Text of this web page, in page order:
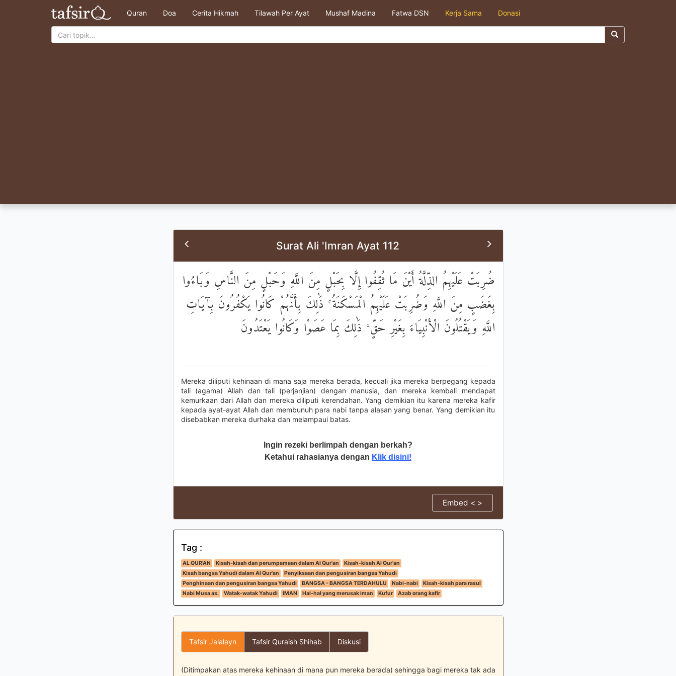
Quran Doa Cerita Hikmah Tilawah Per Ayat Mushaf Madina Fatwa DSN Kerja Sama Donasi
Surat Ali 'Imran Ayat 112
ضُرِبَتْ عَلَيْهِمُ الذِّلَّةُ أَيْنَ مَا ثُقِفُوا إِلَّا بِحَبْلٍ مِنَ اللَّهِ وَحَبْلٍ مِنَ النَّاسِ وَبَاءُوا
بِغَضَبٍ مِنَ اللَّهِ وَضُرِبَتْ عَلَيْهِمُ الْمَسْكَنَةُ ۚ ذَٰلِكَ بِأَنَّهُمْ كَانُوا يَكْفُرُونَ بِآيَاتِ
اللَّهِ وَيَقْتُلُونَ الْأَنْبِيَاءَ بِغَيْرِ حَقٍّ ۚ ذَٰلِكَ بِمَا عَصَوْا وَكَانُوا يَعْتَدُونَ
Mereka diliputi kehinaan di mana saja mereka berada, kecuali jika mereka berpegang kepada
tali (agama) Allah dan tali (perjanjian) dengan manusia, dan mereka kembali mendapat
kemurkaan dari Allah dan mereka diliputi kerendahan. Yang demikian itu karena mereka kafir
kepada ayat-ayat Allah dan membunuh para nabi tanpa alasan yang benar. Yang demikian itu
disebabkan mereka durhaka dan melampaui batas.
Ingin rezeki berlimpah dengan berkah?
Ketahui rahasianya dengan Klik disini!
Embed < >
Tag :
AL QUR'AN Kisah-kisah dan perumpamaan dalam Al Qur'an
Kisah-kisah Al Qur'an
Kisah bangsa Yahudi dalam Al Qur'an
Penyiksaan dan pengusiran bangsa Yahudi
Penghinaan dan pengusiran bangsa Yahudi
BANGSA - BANGSA TERDAHULU Nabi-nabi
Kisah-kisah para rasul
Nabi Musa as.
Watak-watak Yahudi IMAN Hal-hal yang merusak iman Kufur Azab orang kafir
Tafsir Jalalayn Tafsir Quraish Shihab Diskusi
(Ditimpakan atas mereka kehinaan di mana pun mereka berada) sehingga bagi mereka tak ada